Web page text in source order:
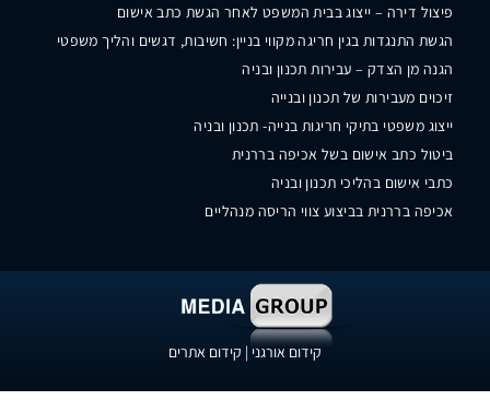
פיצול דירה – ייצוג בבית המשפט לאחר הגשת כתב אישום
הגשת התנגדות בגין חריגה מקווי בניין: חשיבות, דגשים והליך משפטי
הגנה מן הצדק – עבירות תכנון ובניה
זיכוים מעבירות של תכנון ובנייה
ייצוג משפטי בתיקי חריגות בנייה- תכנון ובניה
ביטול כתב אישום בשל אכיפה בררנית
כתבי אישום בהליכי תכנון ובניה
אכיפה בררנית בביצוע צווי הריסה מנהליים
קידום אורגני | קידום אתרים